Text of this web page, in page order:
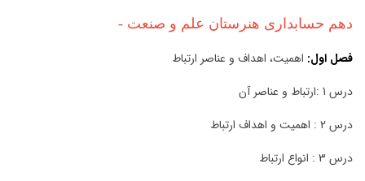
دهم حسابداری - هنرستان علم و صنعت
فصل اول: اهمیت، اهداف و عناصر ارتباط
درس 1 :ارتباط و عناصر آن
درس 2 : اهمیت و اهداف ارتباط
درس 3 : انواع ارتباط